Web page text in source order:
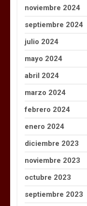
noviembre 2024
septiembre 2024
julio 2024
mayo 2024
abril 2024
marzo 2024
febrero 2024
enero 2024
diciembre 2023
noviembre 2023
octubre 2023
septiembre 2023